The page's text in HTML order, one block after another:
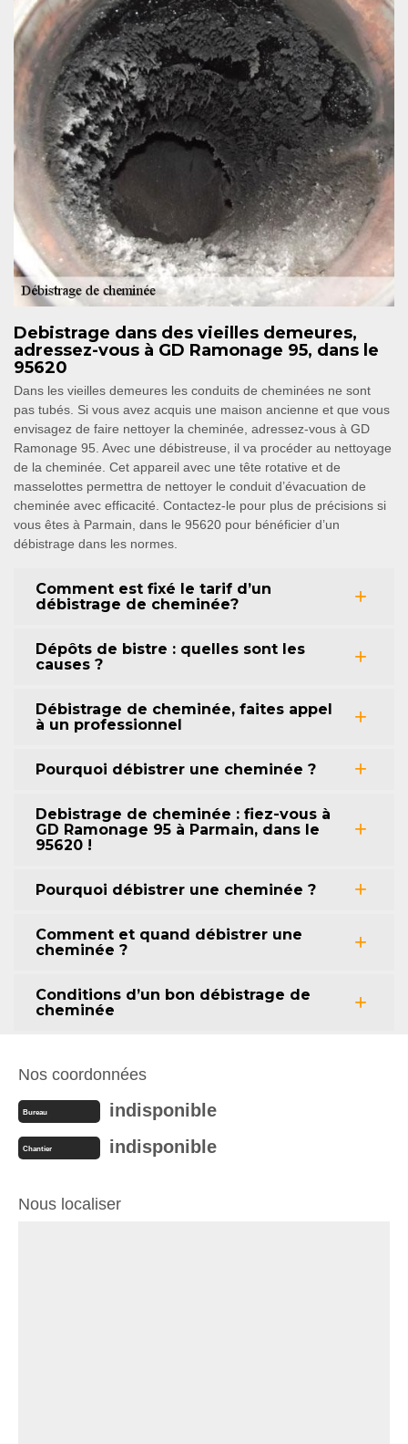
Debistrage dans des vieilles demeures,
adressez-vous à GD Ramonage 95, dans le
95620
Dans les vieilles demeures les conduits de cheminées ne sont
pas tubés. Si vous avez acquis une maison ancienne et que vous
envisagez de faire nettoyer la cheminée, adressez-vous à GD
Ramonage 95. Avec une débistreuse, il va procéder au nettoyage
de la cheminée. Cet appareil avec une tête rotative et de
masselottes permettra de nettoyer le conduit d’évacuation de
cheminée avec efficacité. Contactez-le pour plus de précisions si
vous êtes à Parmain, dans le 95620 pour bénéficier d’un
débistrage dans les normes.
Comment est fixé le tarif d’un
débistrage de cheminée?
Dépôts de bistre : quelles sont les
causes ?
Débistrage de cheminée, faites appel
à un professionnel
Pourquoi débistrer une cheminée ?
Debistrage de cheminée : fiez-vous à
GD Ramonage 95 à Parmain, dans le
95620 !
Pourquoi débistrer une cheminée ?
Comment et quand débistrer une
cheminée ?
Conditions d’un bon débistrage de
cheminée
Nos coordonnées
Bureau indisponible
Chantier indisponible
Nous localiser